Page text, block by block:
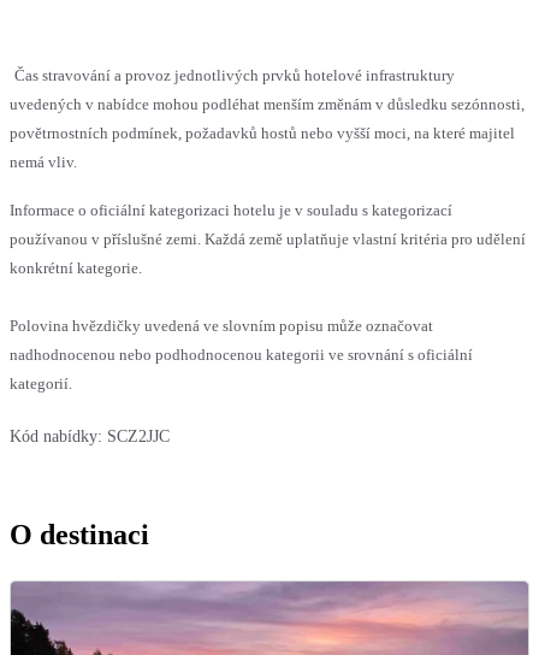
Čas stravování a provoz jednotlivých prvků hotelové infrastruktury
uvedených v nabídce mohou podléhat menším změnám v důsledku sezónnosti,
povětrnostních podmínek, požadavků hostů nebo vyšší moci, na které majitel
nemá vliv.
Informace o oficiální kategorizaci hotelu je v souladu s kategorizací
používanou v příslušné zemi. Každá země uplatňuje vlastní kritéria pro udělení
konkrétní kategorie.
Polovina hvězdičky uvedená ve slovním popisu může označovat
nadhodnocenou nebo podhodnocenou kategorii ve srovnání s oficiální
kategorií.
Kód nabídky: SCZ2JJC
O destinaci